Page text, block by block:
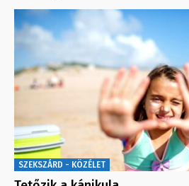
SZEKSZÁRD - KÖZÉLET